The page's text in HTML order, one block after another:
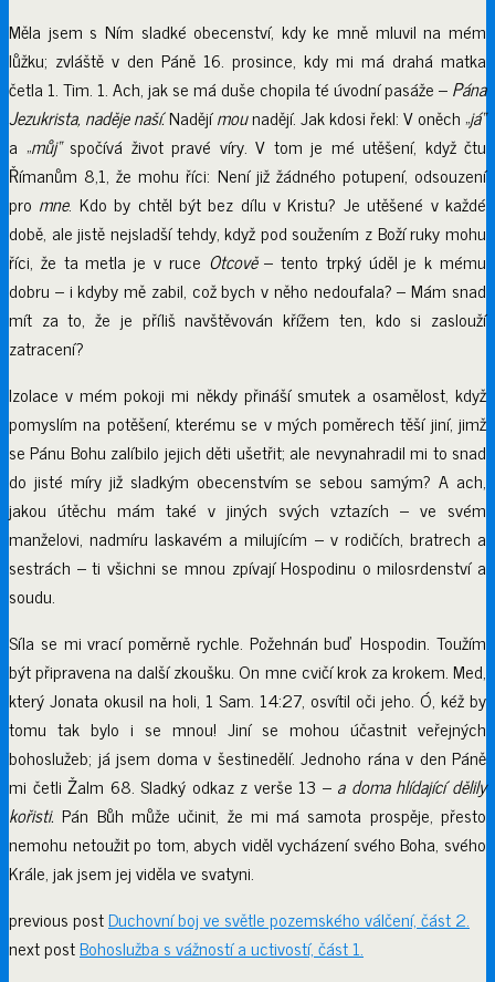
Měla jsem s Ním sladké obecenství, kdy ke mně mluvil na mém
lůžku; zvláště v den Páně 16. prosince, kdy mi má drahá matka
četla 1. Tim. 1. Ach, jak se má duše chopila té úvodní pasáže –Pána
Jezukrista, naděje naší.Nadějímounadějí. Jak kdosi řekl: V oněch „já“
a „můj“ spočívá život pravé víry. V tom je mé utěšení, když čtu
Římanům 8,1, že mohu říci: Není již žádného potupení, odsouzení
pro mne. Kdo by chtěl být bez dílu v Kristu? Je utěšené v každé
době, ale jistě nejsladší tehdy, když pod soužením z Boží ruky mohu
říci, že ta metla je v ruce Otcově– tento trpký úděl je k mému
dobru – i kdyby mě zabil, což bych v něho nedoufala? – Mám snad
mít za to, že je příliš navštěvován křížem ten, kdo si zaslouží
zatracení?
Izolace v mém pokoji mi někdy přináší smutek a osamělost, když
pomyslím na potěšení, kterému se v mých poměrech těší jiní, jimž
se Pánu Bohu zalíbilo jejich děti ušetřit; ale nevynahradil mi to snad
do jisté míry již sladkým obecenstvím se sebou samým? A ach,
jakou útěchu mám také v jiných svých vztazích – ve svém
manželovi, nadmíru laskavém a milujícím – v rodičích, bratrech a
sestrách – ti všichni se mnou zpívají Hospodinu o milosrdenství a
soudu.
Síla se mi vrací poměrně rychle. Požehnán buď Hospodin. Toužím
být připravena na další zkoušku. On mne cvičí krok za krokem. Med,
který Jonata okusil na holi, 1 Sam. 14:27, osvítil oči jeho. Ó, kéž by
tomu tak bylo i se mnou! Jiní se mohou účastnit veřejných
bohoslužeb; já jsem doma v šestinedělí. Jednoho rána v den Páně
mi četli Žalm 68. Sladký odkaz z verše 13 – a doma hlídající dělily
kořisti.Pán Bůh může učinit, že mi má samota prospěje, přesto
nemohu netoužit po tom, abych viděl vycházení svého Boha, svého
Krále, jak jsem jej viděla ve svatyni.
previous postDuchovní boj ve světle pozemského válčení, část 2.
next postBohoslužba s vážností a uctivostí, část 1.